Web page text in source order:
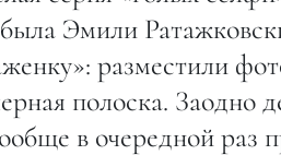
Эмили
разместили
полоска. Заодно
в очередной раз